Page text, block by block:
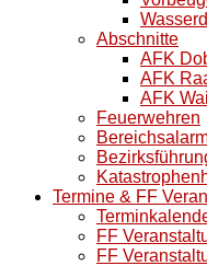
Abschnitte
AFK
AFK
AFK
Feuerwehren
Termine & FF
FF
FF